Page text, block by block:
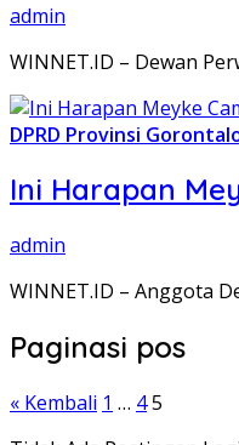
admin
WINNET.ID – Dewan
DPRD Provinsi
Ini Harapan
admin
WINNET.ID – Anggota
Paginasi pos
« Kembali 1 … 45